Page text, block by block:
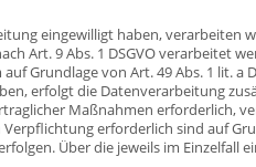
eingewilligt haben, verarbeiten
Art. 9 Abs. 1 DSGVO verarbeitet
Grundlage von Art. 49 Abs. 1 lit. a
erfolgt die Datenverarbeitung
Maßnahmen erforderlich,
erforderlich sind auf
erfolgen. Über die jeweils im